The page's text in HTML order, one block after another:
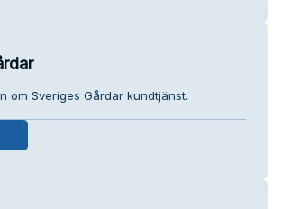
om Sveriges Gårdar kundtjänst.